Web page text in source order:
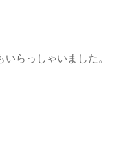
らっしゃいました。